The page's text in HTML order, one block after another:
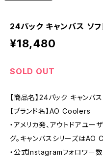
24パック キャンバス ソ
¥18,480
SOLD OUT
【商品名】24パック キャンバ
【ブランド名】AO Coolers
・アメリカ発、アウトドアユ
グ。キャンバスシリーズは
・公式Instagramフォロワー